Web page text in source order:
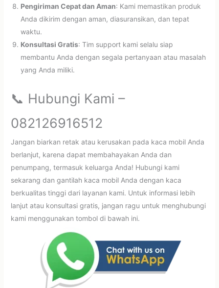
Pengiriman Cepat dan Aman: Kami memastikan produk
Anda dikirim dengan aman, diasuransikan, dan tepat
waktu.
Konsultasi Gratis: Tim support kami selalu siap
membantu Anda dengan segala pertanyaan atau masalah
yang Anda miliki.
📞 Hubungi Kami –
082126916512
Jangan biarkan retak atau kerusakan pada kaca mobil Anda
berlanjut, karena dapat membahayakan Anda dan
penumpang, termasuk keluarga Anda! Hubungi kami
sekarang dan gantilah kaca mobil Anda dengan kaca
berkualitas tinggi dari layanan kami. Untuk informasi lebih
lanjut atau konsultasi gratis, jangan ragu untuk menghubungi
kami menggunakan tombol di bawah ini.